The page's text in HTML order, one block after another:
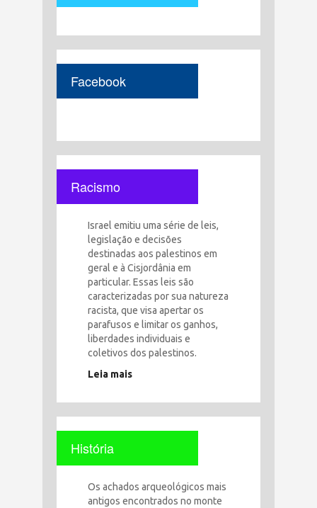
Facebook
Racismo
Israel emitiu uma série de leis,
legislação e decisões
destinadas aos palestinos em
geral e à Cisjordânia em
particular. Essas leis são
caracterizadas por sua natureza
racista, que visa apertar os
parafusos e limitar os ganhos,
liberdades individuais e
coletivos dos palestinos.
Leia mais
História
Os achados arqueológicos mais
antigos encontrados no monte